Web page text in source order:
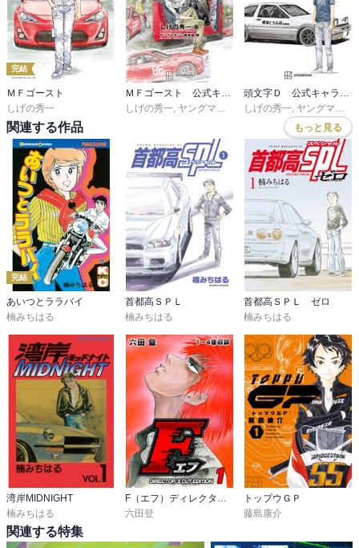
完結
ＭＦゴースト
しげの秀一
しげの秀一 ヤングマガジン編集部
しげの秀一 ヤングマガジン編集部
関連する作品 もっと見る
完結
あいつとララバイ
楠みちはる
首都高ＳＰＬ
楠みちはる
首都高ＳＰＬ ゼロ
楠みちはる
湾岸MIDNIGHT
楠みちはる
六田登
トップウＧＰ
藤島康介
関連する特集